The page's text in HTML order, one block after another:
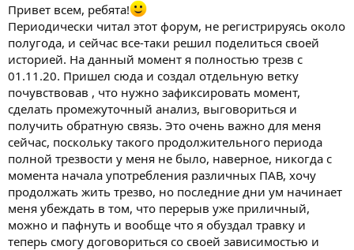
а
Привет всем, ребята!
Периодически читал этот форум, не регистрируясь около
полугода, и сейчас все-таки решил поделиться своей
историей. На данный момент я полностью трезв с
01.11.20. Пришел сюда и создал отдельную ветку
почувствовав , что нужно зафиксировать момент,
сделать промежуточный анализ, выговориться и
получить обратную связь. Это очень важно для меня
сейчас, поскольку такого продолжительного периода
полной трезвости у меня не было, наверное, никогда с
момента начала употребления различных ПАВ, хочу
продолжать жить трезво, но последние дни ум начинает
меня убеждать в том, что перерыв уже приличный,
можно и пафнуть и вообще что я обуздал травку и
теперь смогу договориться со своей зависимостью и